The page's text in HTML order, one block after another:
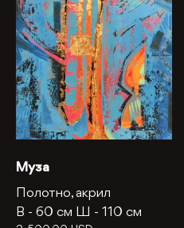
Муза
Полотно, акрил
В - 60 см Ш - 110 см